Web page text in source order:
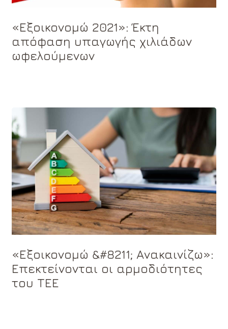
«Εξοικονομώ 2021»: Έκτη
απόφαση υπαγωγής χιλιάδων
ωφελούμενων
«Εξοικονομώ &#8211; Ανακαινίζω»:
Επεκτείνονται οι αρμοδιότητες
του ΤΕΕ